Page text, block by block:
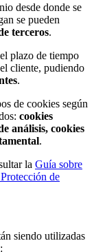
desde donde se
se pueden
terceros.
plazo de tiempo
cliente, pudiendo
.
de cookies según
cookies
análisis, cookies
.
la Guía sobre
de
siendo utilizadas